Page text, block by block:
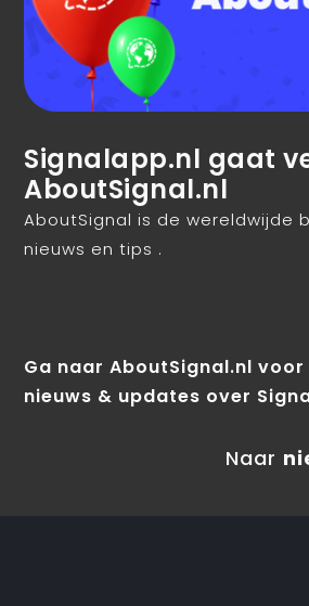
Signalapp.nl gaat
AboutSignal.nl
AboutSignal is de wereldwijde
nieuws en tips .
Ga naar AboutSignal.nl
nieuws & updates over
Naar